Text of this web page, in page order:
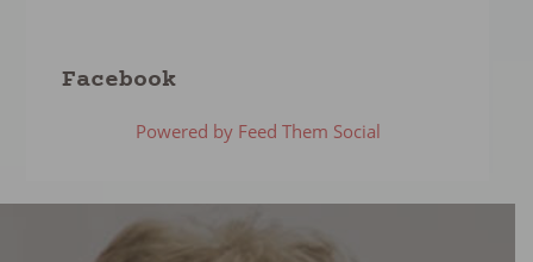
Facebook
Powered by Feed Them Social